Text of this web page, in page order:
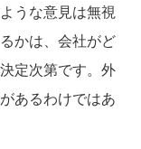
うな意見は無視
かは、会社がど
定次第です。外
あるわけではあ